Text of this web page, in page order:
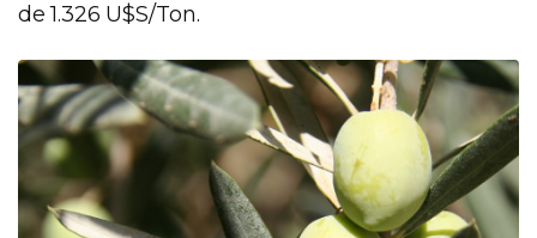
de 1.326 U$S/Ton.